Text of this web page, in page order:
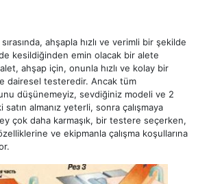
ahşapla hızlı ve verimli bir şekilde
kesildiğinden emin olacak bir alete
ahşap için, onunla hızlı ve kolay bir
dairesel testeredir. Ancak tüm
düşünemeyiz, sevdiğiniz modeli ve 2
almanız yeterli, sonra çalışmaya
çok daha karmaşık, bir testere seçerken,
ve ekipmanla çalışma koşullarına